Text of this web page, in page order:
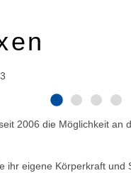
2006 die Möglichkeit an
ihr eigene Körperkraft